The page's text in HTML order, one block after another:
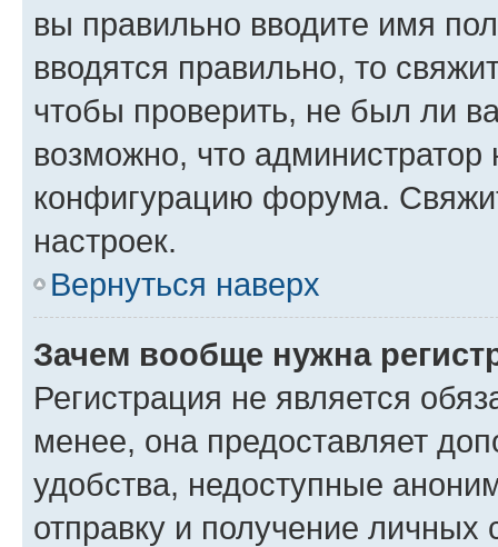
вы правильно вводите имя
вводятся правильно, то
чтобы проверить, не был ли
возможно, что администратор
конфигурацию форума.
настроек.
Вернуться наверх
Зачем вообще нужна
Регистрация не является
менее, она предоставляет
удобства, недоступные
отправку и получение